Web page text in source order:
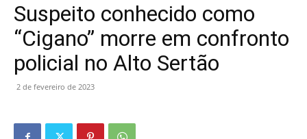
Suspeito conhecido como
“Cigano” morre em confronto
policial no Alto Sertão
2 de fevereiro de 2023